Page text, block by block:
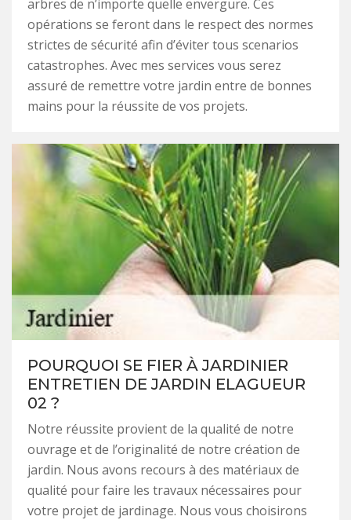
arbres de n’importe quelle envergure. Ces
opérations se feront dans le respect des normes
strictes de sécurité afin d’éviter tous scenarios
catastrophes. Avec mes services vous serez
assuré de remettre votre jardin entre de bonnes
mains pour la réussite de vos projets.
POURQUOI SE FIER À JARDINIER
ENTRETIEN DE JARDIN ELAGUEUR
02 ?
Notre réussite provient de la qualité de notre
ouvrage et de l’originalité de notre création de
jardin. Nous avons recours à des matériaux de
qualité pour faire les travaux nécessaires pour
votre projet de jardinage. Nous vous choisirons